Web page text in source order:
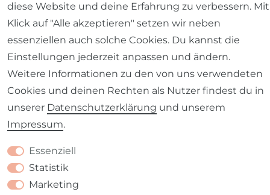
Barrierefreiheitserklärung Widerrufs­recht
VERTRAG WIDERRUFEN
diese Website und deine Erfahrung zu verbessern. Mit
Klick auf "Alle akzeptieren" setzen wir neben
essenziellen auch solche Cookies. Du kannst die
Einstellungen jederzeit anpassen und ändern.
Weitere Informationen zu den von uns verwendeten
Cookies und deinen Rechten als Nutzer findest du in
unserer Daten­schutz­erklärung und unserem
Impressum.
Essenziell
Statistik
Marketing